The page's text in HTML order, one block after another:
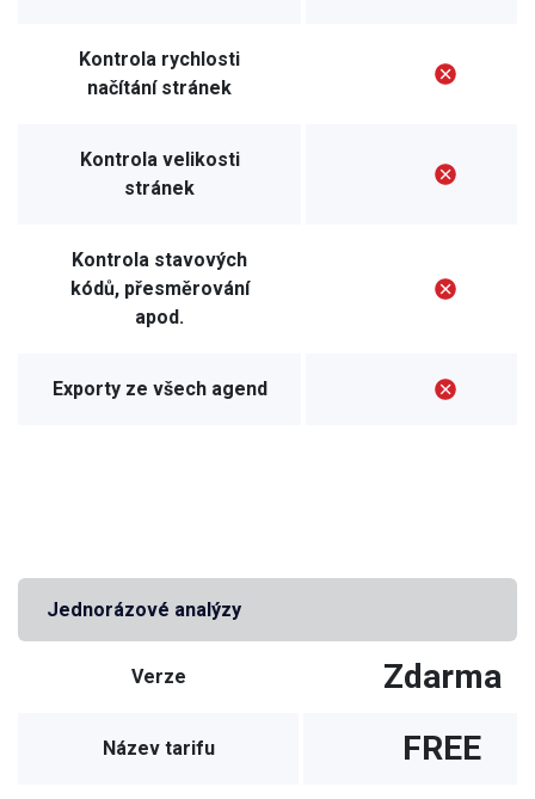
Kontrola rychlosti
načítání stránek
Kontrola velikosti
stránek
Kontrola stavových
kódů, přesměrování
apod.
Exporty ze všech agend
Jednorázové analýzy
Verze Zdarma
Název tarifu FREE